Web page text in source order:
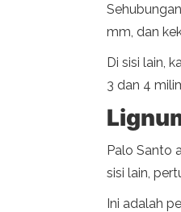
mm, dan
Di sisi lain,
3 dan 4
Palo Santo
sisi lain,
Ini adalah